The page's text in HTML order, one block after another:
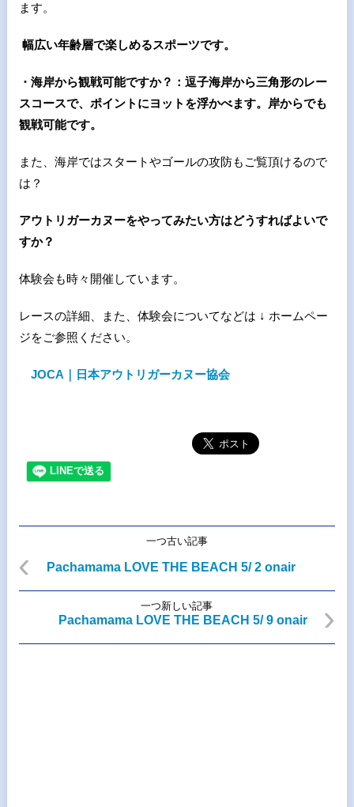
ます。
幅広い年齢層で楽しめるスポーツです。
・海岸から観戦可能ですか？：逗子海岸から三角形のレー
スコースで、ポイントにヨットを浮かべます。岸からでも
観戦可能です。
また、海岸ではスタートやゴールの攻防もご覧頂けるので
は？
アウトリガーカヌーをやってみたい方はどうすればよいで
すか？
体験会も時々開催しています。
レースの詳細、また、体験会についてなどは ↓ ホームペー
ジをご参照ください。
JOCA｜日本アウトリガーカヌー協会
一つ古い記事
Pachamama LOVE THE BEACH 5/ 2 onair
一つ新しい記事
Pachamama LOVE THE BEACH 5/ 9 onair